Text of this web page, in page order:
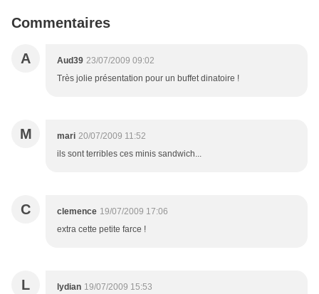
Commentaires
A Aud39 23/07/2009 09:02
Très jolie présentation pour un buffet dinatoire !
M mari 20/07/2009 11:52
ils sont terribles ces minis sandwich...
C clemence 19/07/2009 17:06
extra cette petite farce !
L lydian 19/07/2009 15:53